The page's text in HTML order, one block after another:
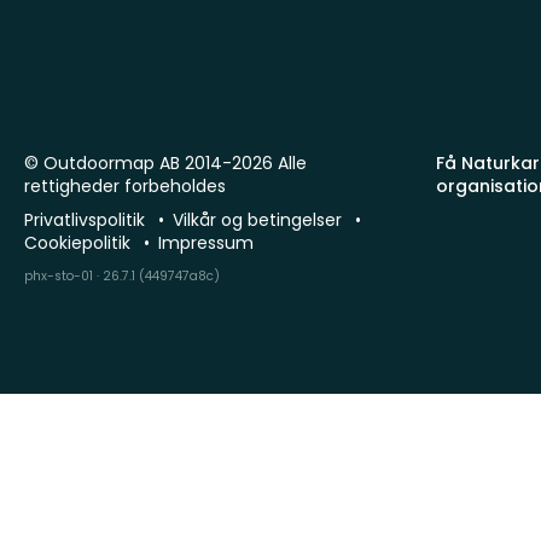
Få
© Outdoormap AB 2014-2026 Alle
rettigheder forbeholdes
Privatlivspolitik
Vilkår og betingelser
Cookiepolitik
Impressum
phx-sto-01 · 26.7.1 (449747a8c)